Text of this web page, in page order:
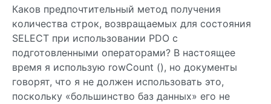
Каков предпочтительный метод получения
количества строк, возвращаемых для состояния
SELECT при использовании PDO с
подготовленными операторами? В настоящее
время я использую rowCount (), но документы
говорят, что я не должен использовать это,
поскольку «большинство баз данных» его не